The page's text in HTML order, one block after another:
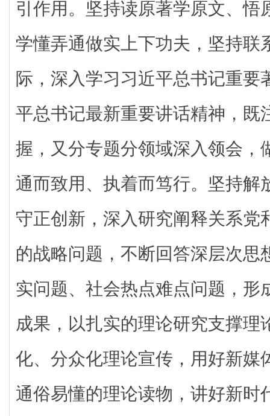
引作用。坚持读原著学原文、悟
学懂弄通做实上下功夫，坚持联
际，深入学习习近平总书记重要
平总书记最新重要讲话精神，既
握，又分专题分领域深入领会，
通而致用、执着而笃行。坚持解
守正创新，深入研究阐释关系党
的战略问题，不断回答深层次思
实问题、社会热点难点问题，形
成果，以扎实的理论研究支撑理
化、分众化理论宣传，用好新媒
通俗易懂的理论读物，讲好新时